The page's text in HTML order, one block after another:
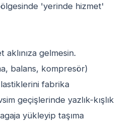
'yerinde hizmet'
gelmesin.
balans, kompresör)
lastiklerini fabrika
geçişlerinde yazlık-kışlık
yükleyip taşıma